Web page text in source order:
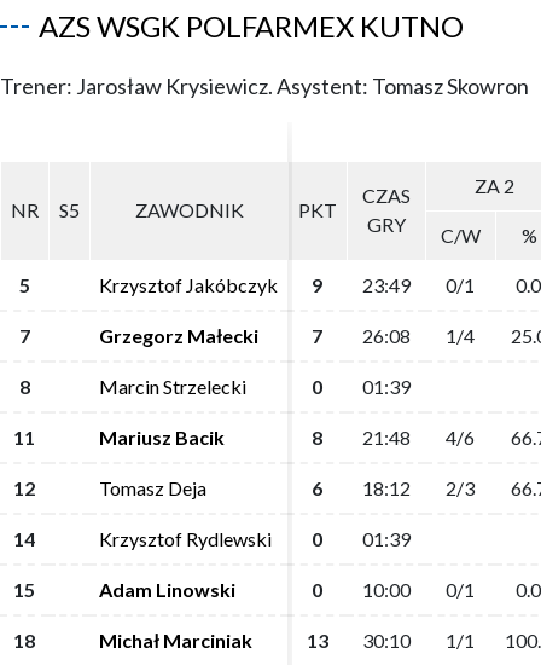
AZS WSGK POLFARMEX KUTNO
Trener: Jarosław Krysiewicz. Asystent: Tomasz Skowron
NR S5 ZAWODNIK PKT
CZAS
GRY
ZA 2
C/W %
5 Krzysztof Jakóbczyk 9 23:49 0/1 0.0
7 Grzegorz Małecki 7 26:08 1/4
8 Marcin Strzelecki 0 01:39
11 Mariusz Bacik 8 21:48 4/6
12 Tomasz Deja 6 18:12 2/3
14 Krzysztof Rydlewski 0 01:39
15 Adam Linowski 0 10:00 0/1 0.0
18 Michał Marciniak 13 30:10 1/1
NR S5 ZAWODNIK PKT
CZAS
GRY
ZA 2
C/W %
5 Krzysztof Jakóbczyk 9 23:49 0/1 0.0
7 Grzegorz Małecki 7 26:08 1/4
8 Marcin Strzelecki 0 01:39
11 Mariusz Bacik 8 21:48 4/6
12 Tomasz Deja 6 18:12 2/3
14 Krzysztof Rydlewski 0 01:39
15 Adam Linowski 0 10:00 0/1 0.0
18 Michał Marciniak 13 30:10 1/1